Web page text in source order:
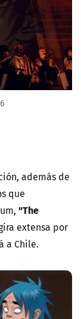
además de
que
"The
extensa por
a Chile.